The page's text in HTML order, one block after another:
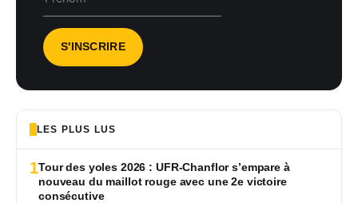
LES PLUS LUS
1Tour des yoles 2026 : UFR-Chanflor s’empare à
nouveau du maillot rouge avec une 2e victoire
consécutive